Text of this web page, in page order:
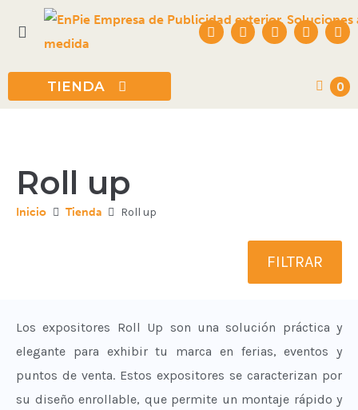
TIENDA 0
Roll up
Inicio Tienda Roll up
FILTRAR
Los expositores Roll Up son una solución práctica y
elegante para exhibir tu marca en ferias, eventos y
puntos de venta. Estos expositores se caracterizan por
su diseño enrollable, que permite un montaje rápido y
Todas las
Rigidos
Ecológicos